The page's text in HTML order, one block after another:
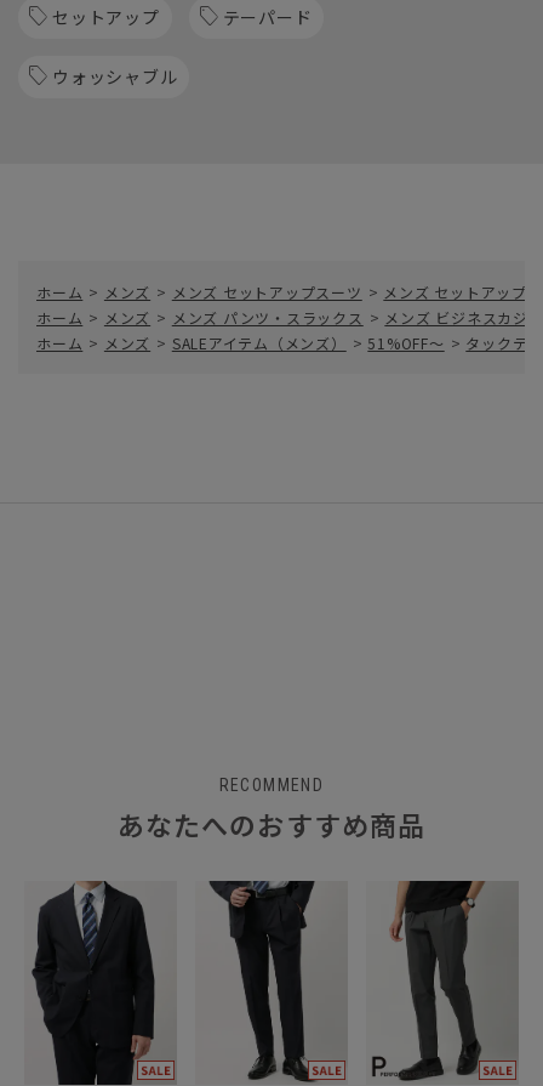
セットアップ テーパード
ウォッシャブル
ホーム > メンズ > メンズ セットアップスーツ > メンズ セットアップ
ホーム > メンズ > メンズ パンツ・スラックス > メンズ ビジネスカジ
ホーム > メンズ > SALEアイテム（メンズ） > 51%OFF～ > タックテ
RECOMMEND
あなたへのおすすめ商品